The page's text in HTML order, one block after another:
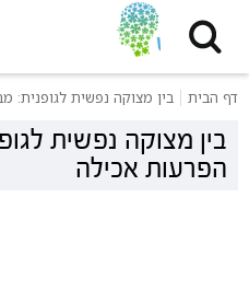
דף הבית בין מצוקה נפשית
בין מצוקה נפשית
הפרעות אכילה